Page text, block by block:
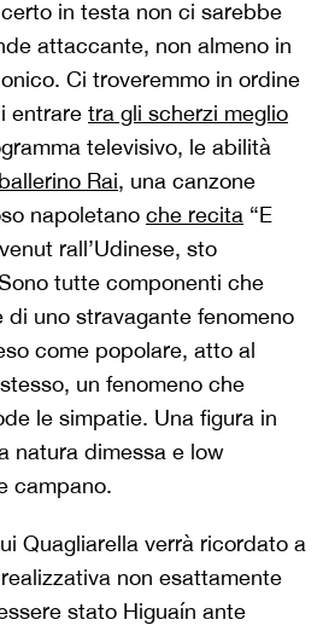
in testa non ci sarebbe
attaccante, non almeno in
Ci troveremmo in ordine
entrare tra gli scherzi meglio
televisivo, le abilità
Rai, una canzone
napoletano che recita “E
rall’Udinese, sto
tutte componenti che
di uno stravagante fenomeno
come popolare, atto al
un fenomeno che
le simpatie. Una figura in
natura dimessa e low
campano.
Quagliarella verrà ricordato a
non esattamente
stato Higuaín ante